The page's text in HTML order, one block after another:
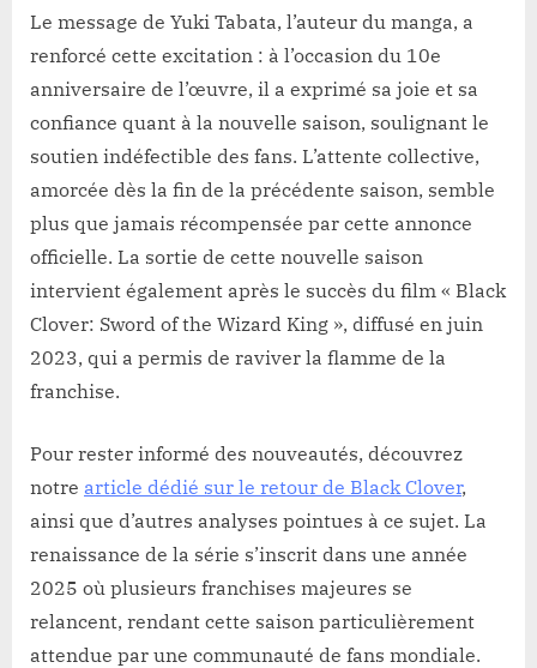
Le message de Yuki Tabata, l’auteur du manga, a
renforcé cette excitation : à l’occasion du 10e
anniversaire de l’œuvre, il a exprimé sa joie et sa
confiance quant à la nouvelle saison, soulignant le
soutien indéfectible des fans. L’attente collective,
amorcée dès la fin de la précédente saison, semble
plus que jamais récompensée par cette annonce
officielle. La sortie de cette nouvelle saison
intervient également après le succès du film « Black
Clover: Sword of the Wizard King », diffusé en juin
2023, qui a permis de raviver la flamme de la
franchise.
Pour rester informé des nouveautés, découvrez
notre article dédié sur le retour de Black Clover,
ainsi que d’autres analyses pointues à ce sujet. La
renaissance de la série s’inscrit dans une année
2025 où plusieurs franchises majeures se
relancent, rendant cette saison particulièrement
attendue par une communauté de fans mondiale.